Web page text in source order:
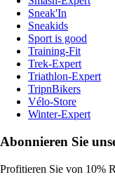
Sneak'In
Sneakids
Sport is good
Training-Fit
Trek-Expert
Triathlon-Expert
TripnBikers
Vélo-Store
Winter-Expert
Abonnieren Sie
Profitieren Sie von 10%